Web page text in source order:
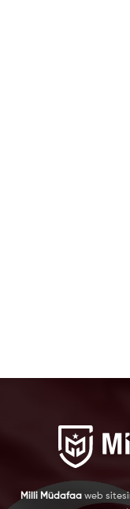
Milli Müdafaa web